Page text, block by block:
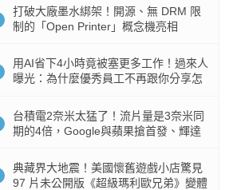
打破大廠墨水綁架！開源、無 DRM 限
制的「Open Printer」概念機亮相
用AI省下4小時竟被塞更多工作！過來人
曝光：為什麼優秀員工不再跟你分享怎
台積電2奈米太猛了！流片量是3奈米同
期的4倍，Google與蘋果搶首發、輝達
典藏界大地震！美國懷舊遊戲小店驚見
97 片未公開版《超級瑪利歐兄弟》變體